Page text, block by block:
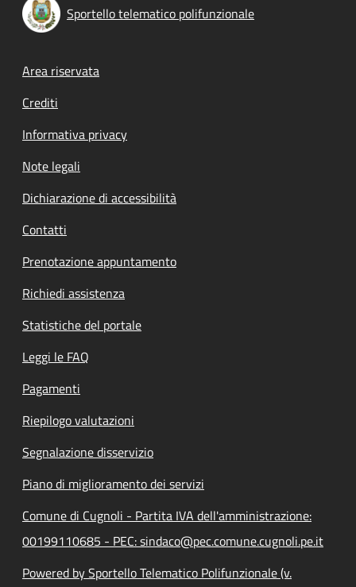
Sportello telematico polifunzionale
Footer menu
Area riservata
Crediti
Informativa privacy
Note legali
Dichiarazione di accessibilità
Contatti
Prenotazione appuntamento
Richiedi assistenza
Statistiche del portale
Leggi le FAQ
Pagamenti
Riepilogo valutazioni
Segnalazione disservizio
Piano di miglioramento dei servizi
Comune di Cugnoli - Partita IVA dell'amministrazione:
00199110685 - PEC: sindaco@pec.comune.cugnoli.pe.it
Powered by Sportello Telematico Polifunzionale (v.